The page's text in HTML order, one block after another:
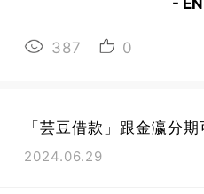
387 0
「芸豆借款」跟金瀛分
2024.06.29